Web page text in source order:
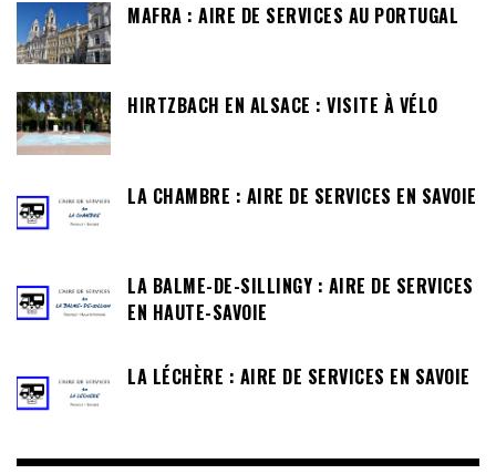
MAFRA : AIRE DE SERVICES AU PORTUGAL
HIRTZBACH EN ALSACE : VISITE À VÉLO
LA CHAMBRE : AIRE DE SERVICES EN SAVOIE
LA BALME-DE-SILLINGY : AIRE DE SERVICES
EN HAUTE-SAVOIE
LA LÉCHÈRE : AIRE DE SERVICES EN SAVOIE